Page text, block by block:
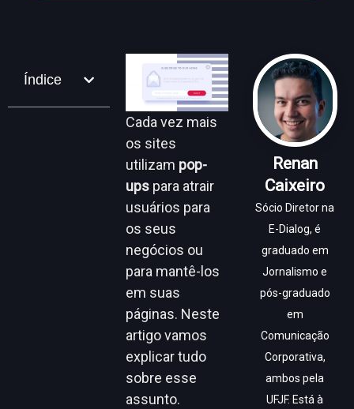
Índice
Cada vez mais
os sites
utilizam pop-
ups para atrair
usuários para
os seus
negócios ou
para mantê-los
em suas
páginas. Neste
artigo vamos
explicar tudo
sobre esse
assunto.
Renan
Caixeiro
Sócio Diretor na
E-Dialog, é
graduado em
Jornalismo e
pós-graduado
em
Comunicação
Corporativa,
ambos pela
UFJF. Está à